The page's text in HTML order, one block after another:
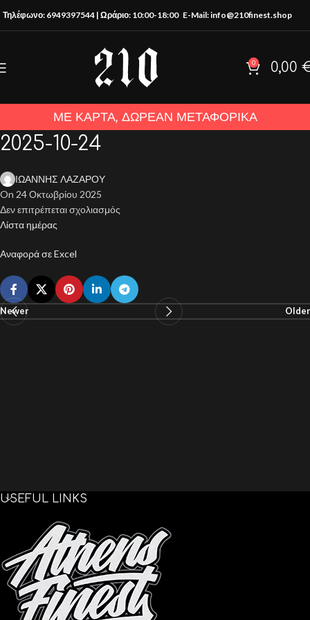
Τηλέφωνο: 6949397544 | Ωράριο: 10:00-18:00 E-Mail: info@210finest.shop
0 0,00
ΜΕ ΚΑΡΤΑ, ΔΩΡΕΑΝ ΜΕΤΑΦΟΡΙΚΑ
2025-10-24
ΙΩΑΝΝΗΣ ΛΑΖΑΡΟΥ
On 24 Οκτωβρίου 2025
Δεν επιτρέπεται σχολιασμός
Λίστα ημέρας
Αναφορά σε Excel
Newer Older
USEFUL LINKS